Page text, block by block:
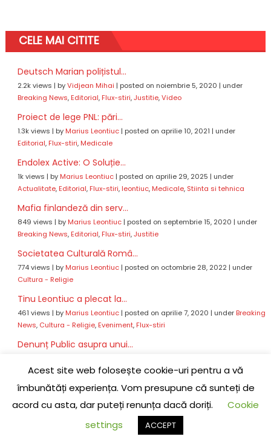
CELE MAI CITITE
Deutsch Marian polițistul...
2.2k views | byVidjean Mihai | posted on noiembrie 5, 2020 | under
Breaking News, Editorial, Flux-stiri,Justitie,Video
Proiect de lege PNL: pări...
1.3k views | by Marius Leontiuc| posted on aprilie 10, 2021 | under
Editorial, Flux-stiri, Medicale
Endolex Active: O Soluție...
1k views | by Marius Leontiuc| posted on aprilie 29, 2025 | under
Actualitate, Editorial, Flux-stiri, leontiuc, Medicale, Stiinta si tehnica
Mafia finlandeză din serv...
849 views | by Marius Leontiuc| posted on septembrie 15, 2020 | under
Breaking News, Editorial, Flux-stiri,Justitie
Societatea Culturală Româ...
774 views | by Marius Leontiuc| posted on octombrie 28, 2022| under
Cultura - Religie
Tinu Leontiuc a plecat la...
461 views | by Marius Leontiuc| posted on aprilie 7, 2020 | under Breaking
News, Cultura - Religie, Eveniment, Flux-stiri
Denunț Public asupra unui...
Anchete,Breaking News,Editorial,Editoriale,Flux-stiri,Justitie,leontiuc
Cannes Film Festival: Ce...
433 views|byVidjean Mihai|posted on mai 19, 2024|under Flux-stiri
Decizie CCR: Revocarea Av...
posted on iunie 30, 2021
Acest site web folosește cookie-uri pentru a vă
îmbunătăți experiența. Vom presupune că sunteți de
acord cu asta, dar puteți renunța dacă doriți.
Cookie
settings
ACCEPT